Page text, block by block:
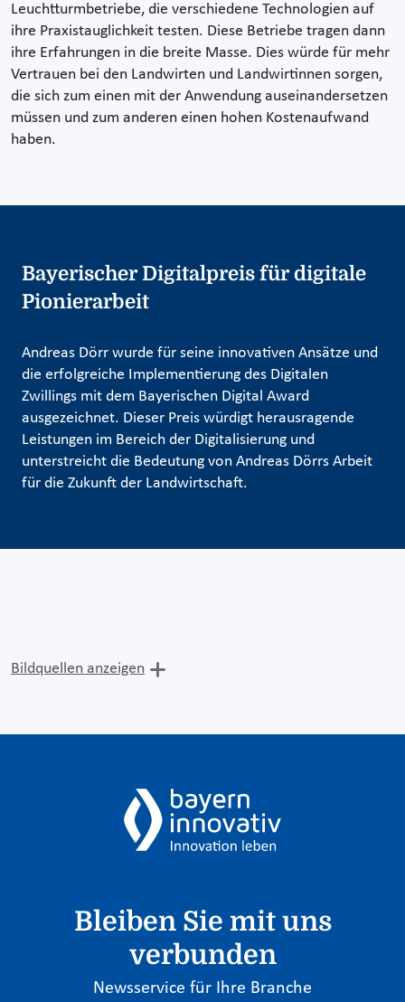
Leuchtturmbetriebe, die verschiedene Technologien auf
ihre Praxistauglichkeit testen. Diese Betriebe tragen dann
ihre Erfahrungen in die breite Masse. Dies würde für mehr
Vertrauen bei den Landwirten und Landwirtinnen sorgen,
die sich zum einen mit der Anwendung auseinandersetzen
müssen und zum anderen einen hohen Kostenaufwand
haben.
Bayerischer Digitalpreis für digitale
Pionierarbeit
Andreas Dörr wurde für seine innovativen Ansätze und
die erfolgreiche Implementierung des Digitalen
Zwillings mit dem Bayerischen Digital Award
ausgezeichnet. Dieser Preis würdigt herausragende
Leistungen im Bereich der Digitalisierung und
unterstreicht die Bedeutung von Andreas Dörrs Arbeit
für die Zukunft der Landwirtschaft.
Bildquellen anzeigen
Bleiben Sie mit uns
verbunden
Newsservice für Ihre Branche